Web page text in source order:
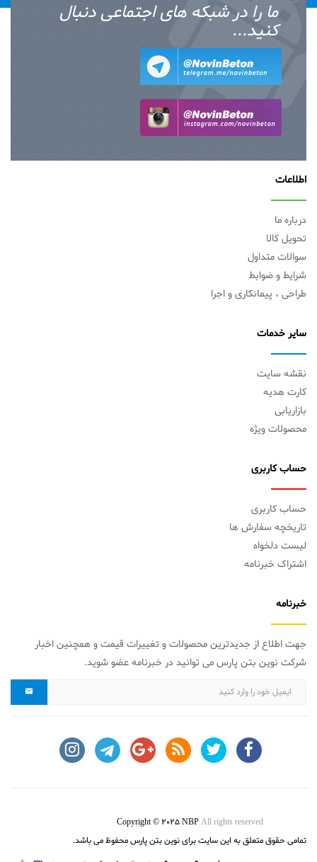
ما را در شبکه های اجتماعی دنبال
کنید...
اطلاعات
درباره ما
تحویل کالا
سوالات متداول
شرایط و ضوابط
طراحی ، پیمانکاری و اجرا
سایر خدمات
نقشه سایت
کارت هدیه
بازاریابی
محصولات ویژه
حساب کاربری
حساب کاربری
تاریخچه سفارش ها
لیست دلخواه
اشتراک خبرنامه
خبرنامه
جهت اطلاع از جدیدترین محصولات و تغییرات قیمت و همچنین اخبار
شرکت نوین بتن پارس می توانید در خبرنامه عضو شوید.
Copyright © 2025 NBPAll rights reserved
تمامی حقوق متعلق به این سایت برای نوین بتن پارس محفوظ می باشد.